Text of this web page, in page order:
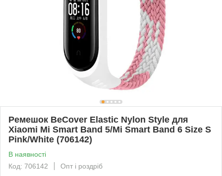
Ремешок BeCover Elastic Nylon Style для
Xiaomi Mi Smart Band 5/Mi Smart Band 6 Size S
Pink/White (706142)
В наявності
Код: 706142
Опт і роздріб